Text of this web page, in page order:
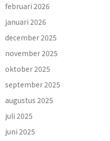
februari 2026
januari 2026
december 2025
november 2025
oktober 2025
september 2025
augustus 2025
juli 2025
juni 2025